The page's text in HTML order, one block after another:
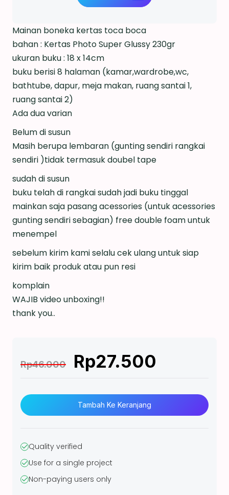
Mainan boneka kertas toca boca
bahan : Kertas Photo Super Glussy 230gr
ukuran buku : 18 x 14cm
buku berisi 8 halaman (kamar,wardrobe,wc,
bathtube, dapur, meja makan, ruang santai 1,
ruang santai 2)
Ada dua varian
Belum di susun
Masih berupa lembaran (gunting sendiri rangkai
sendiri )tidak termasuk doubel tape
sudah di susun
buku telah di rangkai sudah jadi buku tinggal
mainkan saja pasang acessories (untuk acessories
gunting sendiri sebagian) free double foam untuk
menempel
sebelum kirim kami selalu cek ulang untuk siap
kirim baik produk atau pun resi
komplain
WAJIB video unboxing!!
thank you..
Rp46.000 Rp27.500
u
t
t
a
Tambah Ke Keranjang
Quality verified
Use for a single project
Non-paying users only